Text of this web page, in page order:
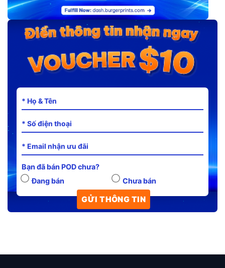
Bạn đã bán POD chưa?
Đang bán
Chưa bán